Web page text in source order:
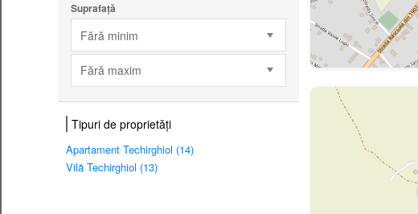
Suprafață
Fără minim
Fără maxim
Tipuri de proprietăți
Apartament Techirghiol (14)
Vilă Techirghiol (13)